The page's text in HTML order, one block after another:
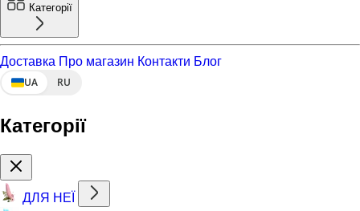
Категорії
Доставка Про магазин Контакти Блог
UA RU
Категорії
ДЛЯ НЕЇ